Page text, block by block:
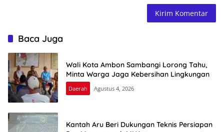
Baca Juga
Wali Kota Ambon Sambangi Lorong Tahu,
Minta Warga Jaga Kebersihan Lingkungan
Daerah Agustus 4, 2026
Kantah Aru Beri Dukungan Teknis Persiapan